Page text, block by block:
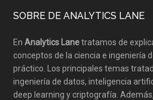
SOBRE DE ANALYTICS LANE
EnAnalytics Lanetratamos de
conceptos de la ciencia e ingeniería
práctico. Los principales temas
ingeniería de datos, inteligencia
deep learning y criptografía.